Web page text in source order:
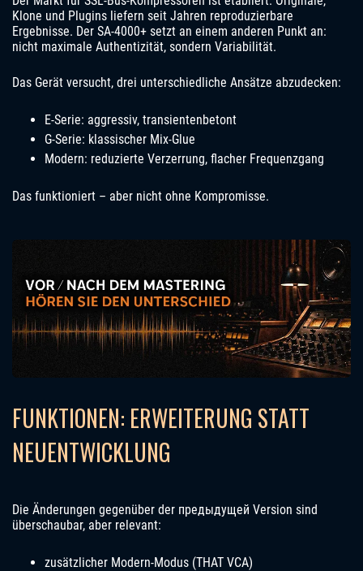
Klone und Plugins liefern seit Jahren reproduzierbare
Ergebnisse. Der SA-4000+ setzt an einem anderen Punkt an:
nicht maximale Authentizität, sondern Variabilität.
Das Gerät versucht, drei unterschiedliche Ansätze abzudecken:
E-Serie: aggressiv, transientenbetont
G-Serie: klassischer Mix-Glue
Modern: reduzierte Verzerrung, flacher Frequenzgang
Das funktioniert – aber nicht ohne Kompromisse.
FUNKTIONEN: ERWEITERUNG STATT
NEUENTWICKLUNG
Die Änderungen gegenüber der предыдущей Version sind
überschaubar, aber relevant:
zusätzlicher Modern-Modus (THAT VCA)